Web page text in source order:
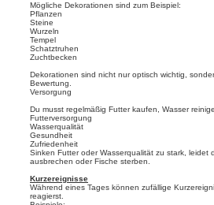
Mögliche Dekorationen sind zum Beispiel:
Pflanzen
Steine
Wurzeln
Tempel
Schatztruhen
Zuchtbecken
Dekorationen sind nicht nur optisch wichtig,
Bewertung.
Versorgung
Du musst regelmäßig Futter kaufen, Wasser
Futterversorgung
Wasserqualität
Gesundheit
Zufriedenheit
Sinken Futter oder Wasserqualität zu stark,
ausbrechen oder Fische sterben.
Kurzereignisse
Während eines Tages können zufällige
reagierst.